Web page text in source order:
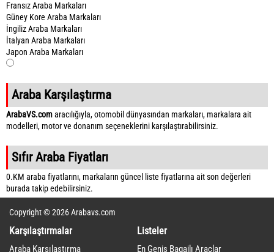
Fransız Araba Markaları
Güney Kore Araba Markaları
İngiliz Araba Markaları
İtalyan Araba Markaları
Japon Araba Markaları
Araba Karşılaştırma
ArabaVS.comaracılığıyla, otomobil dünyasından markaları, markalara ait
modelleri, motor ve donanım seçeneklerini karşılaştırabilirsiniz.
Sıfır Araba Fiyatları
0.KM araba fiyatlarını, markaların güncel liste fiyatlarına ait son değerleri
burada takip edebilirsiniz.
Copyright © 2026 Arabavs.com
Karşılaştırmalar
Araba Karşılaştırma
Listeler
En Geniş Bagajlı Araçlar